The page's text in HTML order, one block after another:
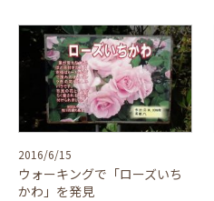
2016/6/15
ウォーキングで「ローズいち
かわ」を発見